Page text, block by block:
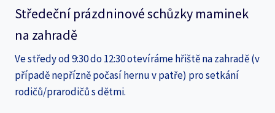
Středeční prázdninové schůzky maminek
na zahradě
Ve středy od 9:30 do 12:30 otevíráme hřiště na zahradě (v
případě nepřízně počasí hernu v patře) pro setkání
rodičů/prarodičů s dětmi.